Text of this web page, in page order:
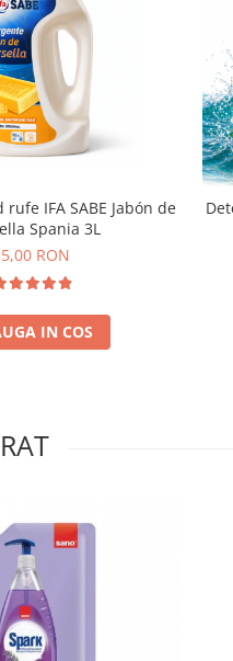
IFA SABE Jabón de
Spania 3L
RON
IN COS